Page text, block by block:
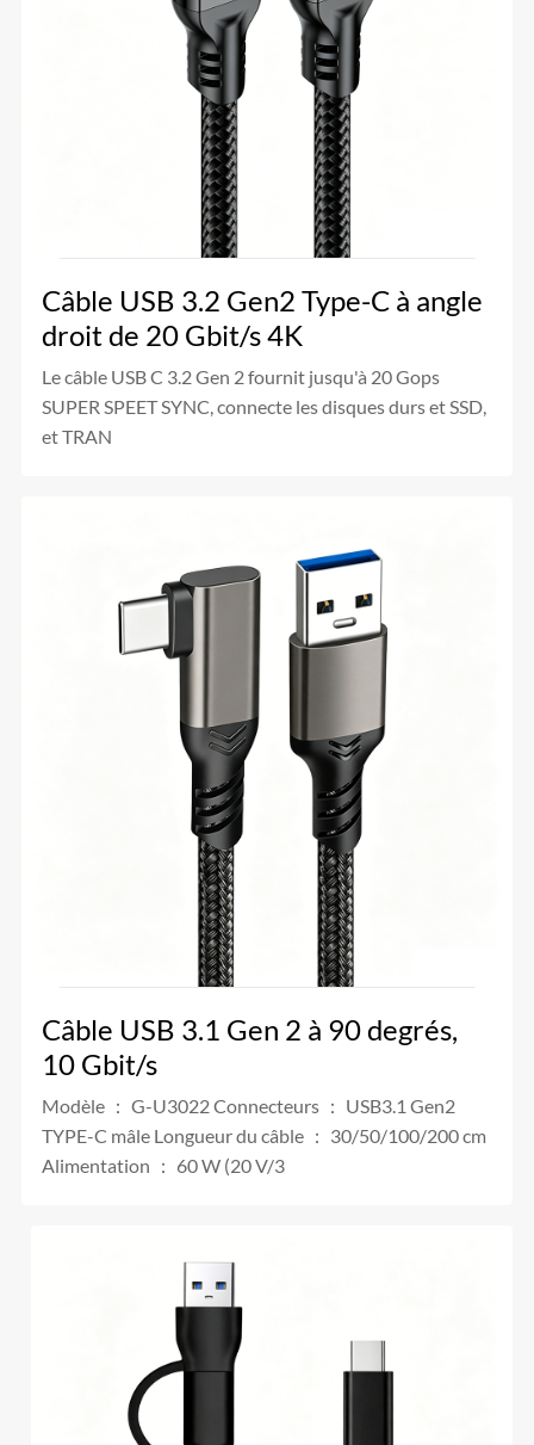
Câble USB 3.2 Gen2 Type-C à angle
droit de 20 Gbit/s 4K
Le câble USB C 3.2 Gen 2 fournit jusqu'à 20 Gops
SUPER SPEET SYNC, connecte les disques durs et SSD,
et TRAN
Câble USB 3.1 Gen 2 à 90 degrés,
10 Gbit/s
Modèle ： G-U3022 Connecteurs ： USB3.1 Gen2
TYPE-C mâle Longueur du câble ： 30/50/100/200 cm
Alimentation ： 60 W (20 V/3